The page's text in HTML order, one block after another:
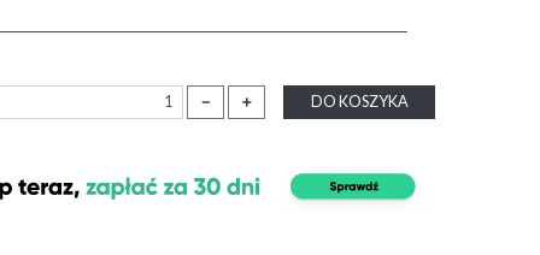
－ ＋ DO KOSZYKA